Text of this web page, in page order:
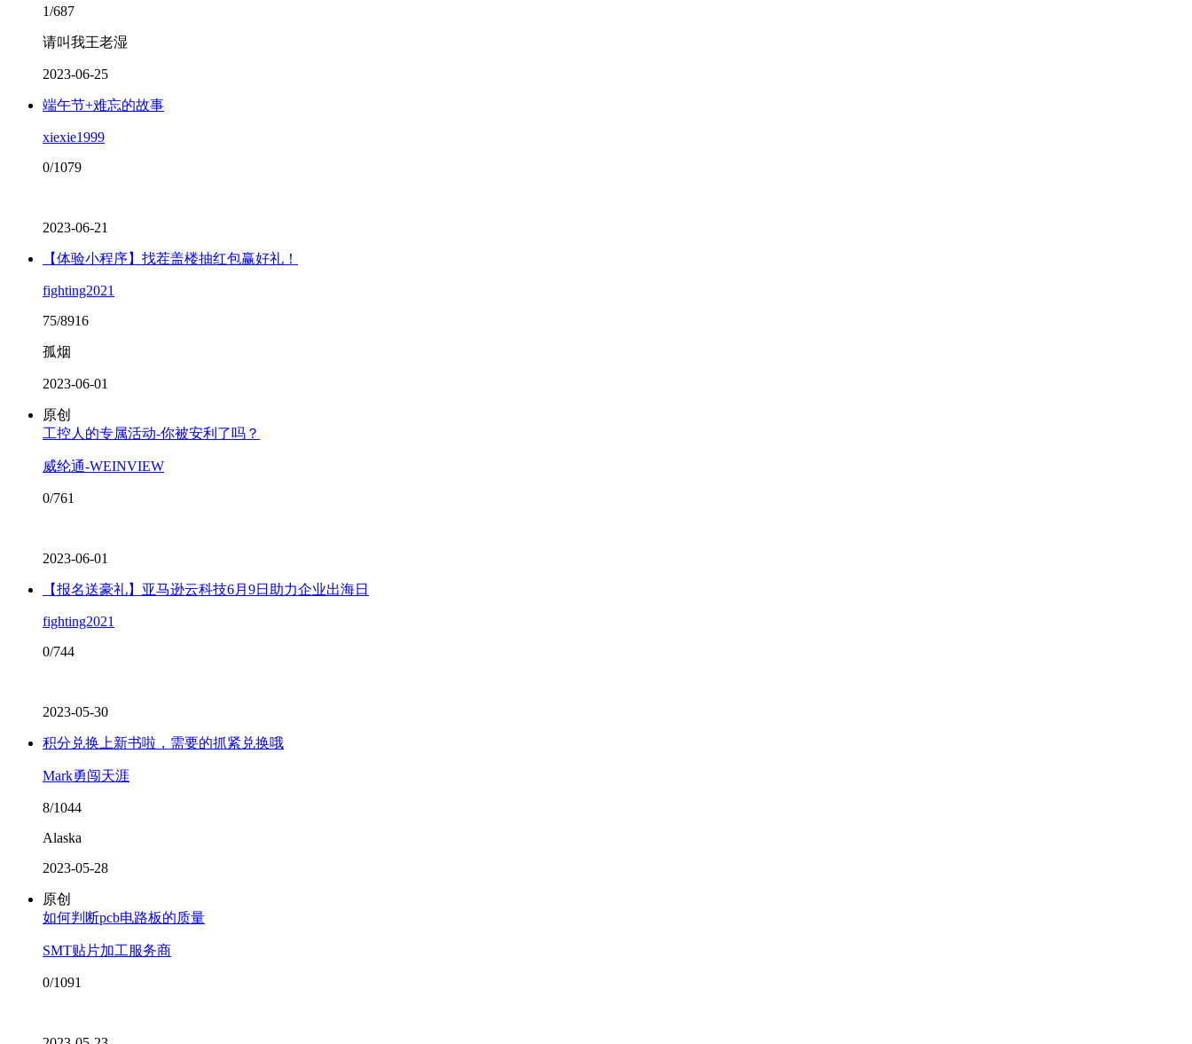
1/687
请叫我王老湿
2023-06-25
端午节+难忘的故事
xiexie1999
0/1079
2023-06-21
【体验小程序】找茬盖楼抽红包赢好礼！
fighting2021
75/8916
孤烟
2023-06-01
原创
工控人的专属活动-你被安利了吗？
威纶通-WEINVIEW
0/761
2023-06-01
【报名送豪礼】亚马逊云科技6月9日助力企业出海日
fighting2021
0/744
2023-05-30
积分兑换上新书啦，需要的抓紧兑换哦
Mark勇闯天涯
8/1044
Alaska
2023-05-28
原创
如何判断pcb电路板的质量
SMT贴片加工服务商
0/1091